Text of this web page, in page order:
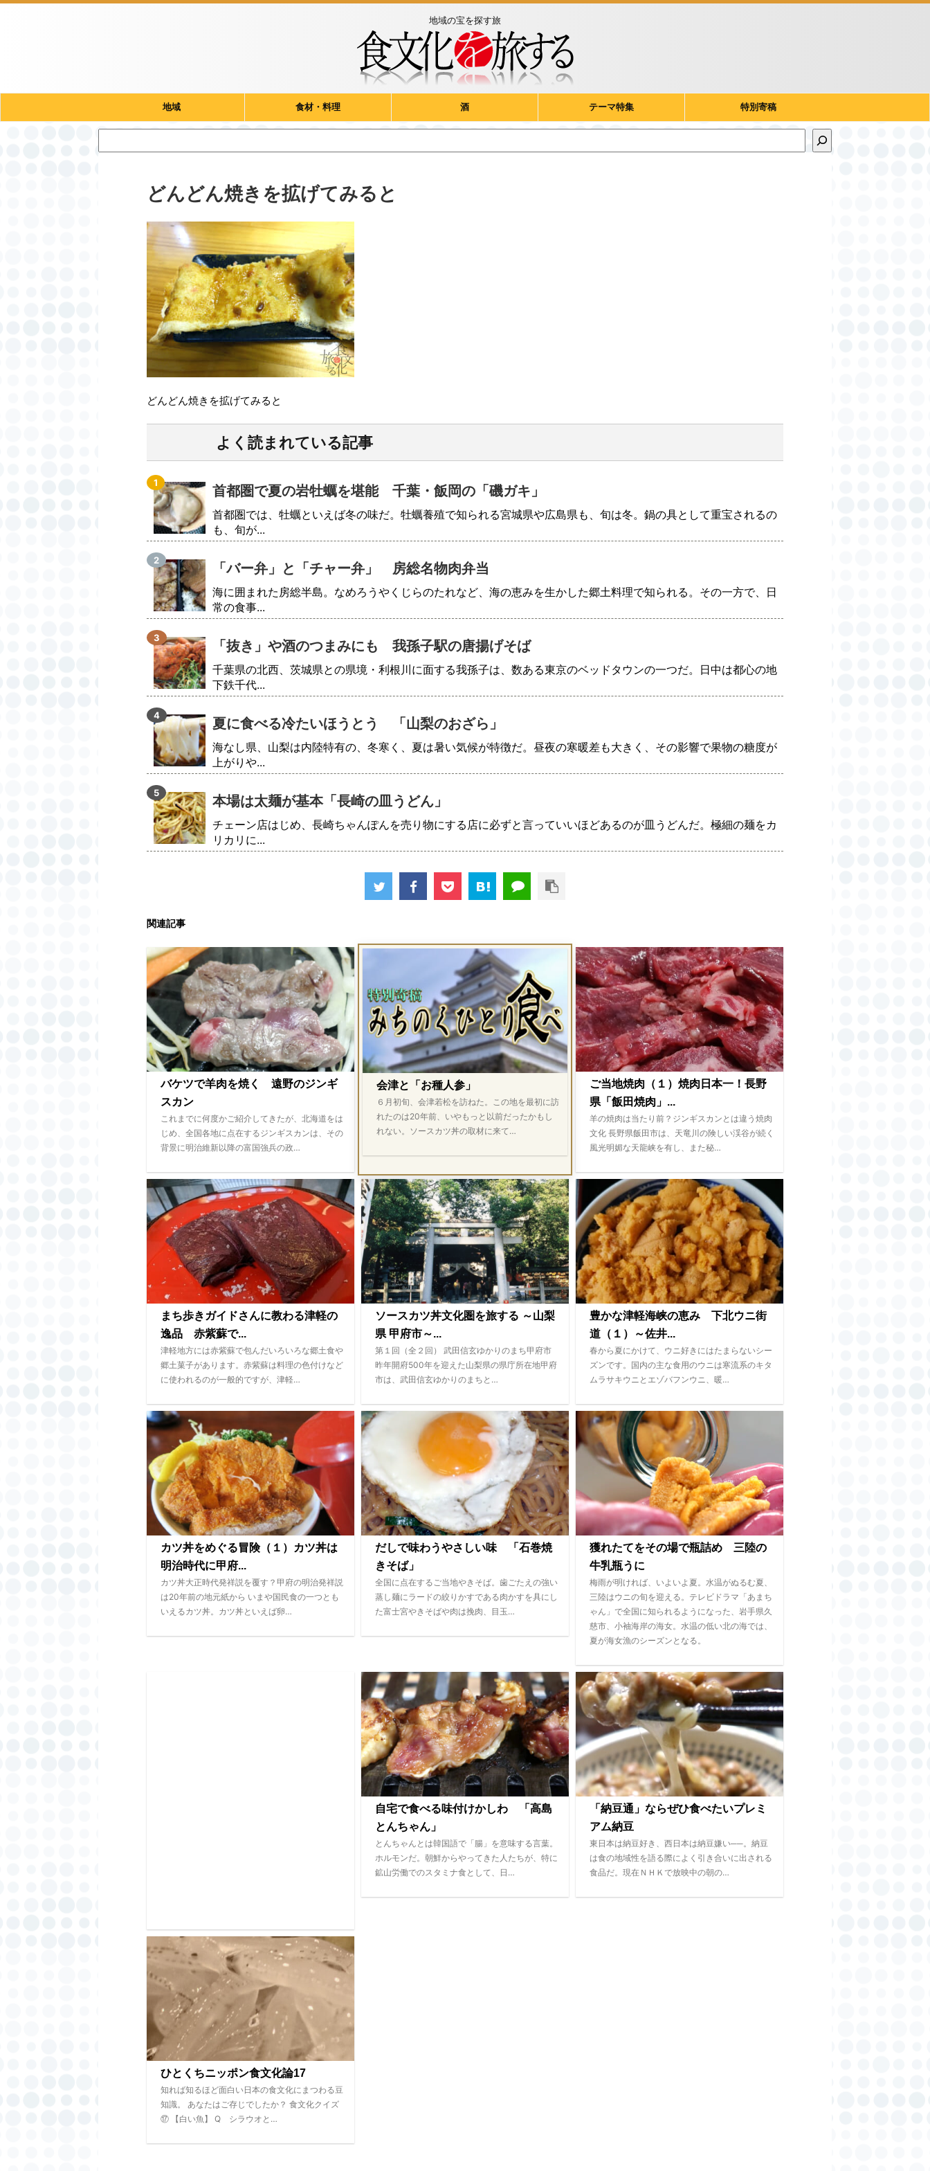
地域の宝を探す旅
地域 食材・料理 酒 テーマ特集 特別寄稿
どんどん焼きを拡げてみると
どんどん焼きを拡げてみると
よく読まれている記事
首都圏で夏の岩牡蠣を堪能 千葉・飯岡の「磯ガキ」
首都圏では、牡蠣といえば冬の味だ。牡蠣養殖で知られる宮城県や広島県も、旬は冬。鍋の具として重宝されるの
も、旬が...
「バー弁」と「チャー弁」 房総名物肉弁当
海に囲まれた房総半島。なめろうやくじらのたれなど、海の恵みを生かした郷土料理で知られる。その一方で、日
常の食事...
「抜き」や酒のつまみにも 我孫子駅の唐揚げそば
千葉県の北西、茨城県との県境・利根川に面する我孫子は、数ある東京のベッドタウンの一つだ。日中は都心の地
下鉄千代...
夏に食べる冷たいほうとう 「山梨のおざら」
海なし県、山梨は内陸特有の、冬寒く、夏は暑い気候が特徴だ。昼夜の寒暖差も大きく、その影響で果物の糖度が
上がりや...
本場は太麺が基本「長崎の皿うどん」
チェーン店はじめ、長崎ちゃんぽんを売り物にする店に必ずと言っていいほどあるのが皿うどんだ。極細の麺をカ
リカリに...
関連記事
バケツで羊肉を焼く 遠野のジンギ
スカン
これまでに何度かご紹介してきたが、北海道をは
じめ、全国各地に点在するジンギスカンは、その
背景に明治維新以降の富国強兵の政…
会津と「お種人参」
６月初旬、会津若松を訪ねた。この地を最初に訪
れたのは20年前、いやもっと以前だったかもし
れない。ソースカツ丼の取材に来て…
ご当地焼肉（１）焼肉日本一！長野
県「飯田焼肉」...
羊の焼肉は当たり前？ジンギスカンとは違う焼肉
文化 長野県飯田市は、天竜川の険しい渓谷が続く
風光明媚な天龍峡を有し、また秘…
まち歩きガイドさんに教わる津軽の
逸品 赤紫蘇で...
津軽地方には赤紫蘇で包んだいろいろな郷土食や
郷土菓子があります。赤紫蘇は料理の色付けなど
に使われるのが一般的ですが、津軽…
ソースカツ丼文化圏を旅する ～山梨
県 甲府市～...
第１回（全２回） 武田信玄ゆかりのまち甲府市
昨年開府500年を迎えた山梨県の県庁所在地甲府
市は、武田信玄ゆかりのまちと…
豊かな津軽海峡の恵み 下北ウニ街
道（１）～佐井...
春から夏にかけて、ウニ好きにはたまらないシー
ズンです。国内の主な食用のウニは寒流系のキタ
ムラサキウニとエゾバフンウニ、暖…
カツ丼をめぐる冒険（１）カツ丼は
明治時代に甲府...
カツ丼大正時代発祥説を覆す？甲府の明治発祥説
は20年前の地元紙から いまや国民食の一つとも
いえるカツ丼。カツ丼といえば卵…
だしで味わうやさしい味 「石巻焼
きそば」
全国に点在するご当地やきそば。歯ごたえの強い
蒸し麺にラードの絞りかすである肉かすを具にし
た富士宮やきそばや肉は挽肉、目玉…
獲れたてをその場で瓶詰め 三陸の
牛乳瓶うに
梅雨が明ければ、いよいよ夏。水温がぬるむ夏、
三陸はウニの旬を迎える。テレビドラマ「あまち
ゃん」で全国に知られるようになった、岩手県久
慈市、小袖海岸の海女。水温の低い北の海では、
夏が海女漁のシーズンとなる。
自宅で食べる味付けかしわ 「高島
とんちゃん」
とんちゃんとは韓国語で「腸」を意味する言葉。
ホルモンだ。朝鮮からやってきた人たちが、特に
鉱山労働でのスタミナ食として、日…
「納豆通」ならぜひ食べたいプレミ
アム納豆
東日本は納豆好き、西日本は納豆嫌い──。納豆
は食の地域性を語る際によく引き合いに出される
食品だ。現在ＮＨＫで放映中の朝の…
ひとくちニッポン食文化論17
知れば知るほど面白い日本の食文化にまつわる豆
知識。 あなたはご存じでしたか？ 食文化クイズ
⑰ 【白い魚】 Q シラウオと…